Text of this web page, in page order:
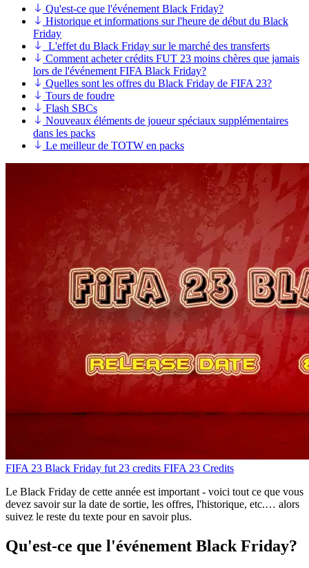
Qu'est-ce que l'événement Black Friday?
Historique et informations sur l'heure de début du Black
Friday
L'effet du Black Friday sur le marché des transferts
Comment acheter crédits FUT 23 moins chères que jamais
lors de l'événement FIFA Black Friday?
Quelles sont les offres du Black Friday de FIFA 23?
Tours de foudre
Flash SBCs
Nouveaux éléments de joueur spéciaux supplémentaires
dans les packs
Le meilleur de TOTW en packs
FIFA 23 Black Friday fut 23 credits FIFA 23 Credits
Le Black Friday de cette année est important - voici tout ce que vous
devez savoir sur la date de sortie, les offres, l'historique, etc.… alors
suivez le reste du texte pour en savoir plus.
Qu'est-ce que l'événement Black Friday?